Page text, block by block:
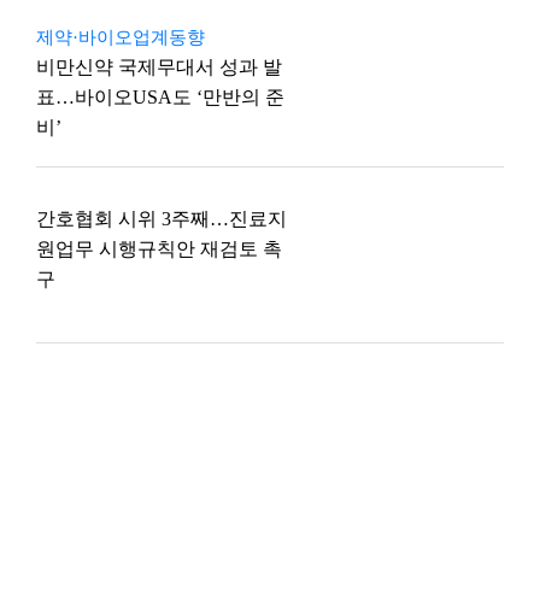
제약·바이오업계동향
비만신약 국제무대서 성과 발
표…바이오USA도 ‘만반의 준
비’
간호협회 시위 3주째…진료지
원업무 시행규칙안 재검토 촉
구